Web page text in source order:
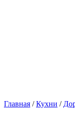
Главная /Кухни /